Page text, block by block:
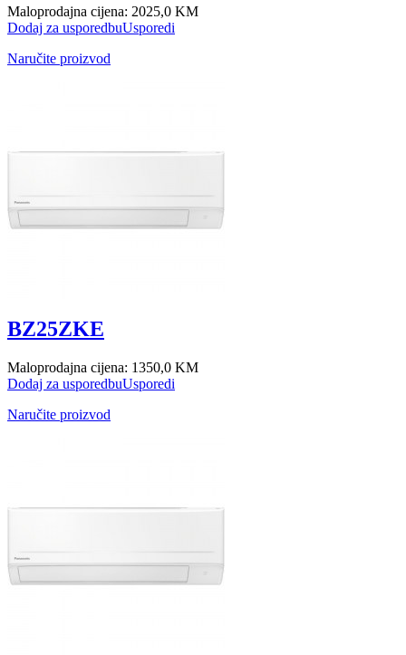
Maloprodajna cijena: 2025,0 KM
Dodaj za usporedbuUsporedi
Naručite proizvod
BZ25ZKE
Maloprodajna cijena: 1350,0 KM
Dodaj za usporedbuUsporedi
Naručite proizvod